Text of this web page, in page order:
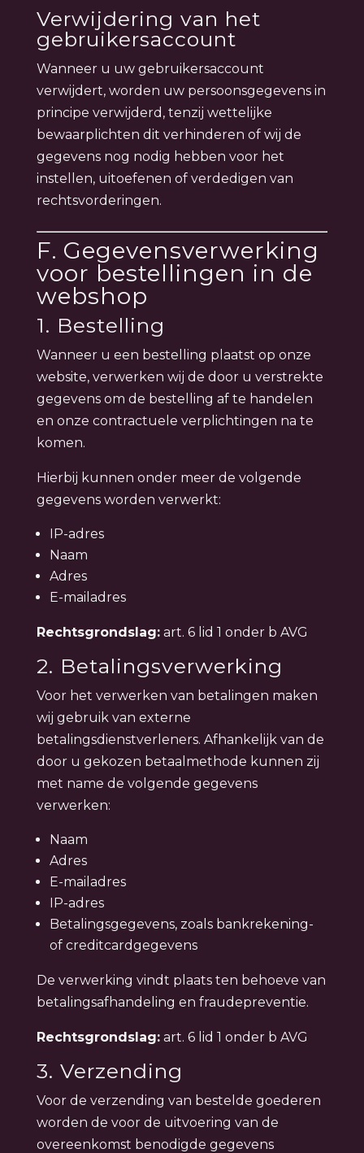
Verwijdering van het
gebruikersaccount
Wanneer u uw gebruikersaccount
verwijdert, worden uw persoonsgegevens in
principe verwijderd, tenzij wettelijke
bewaarplichten dit verhinderen of wij de
gegevens nog nodig hebben voor het
instellen, uitoefenen of verdedigen van
rechtsvorderingen.
F. Gegevensverwerking
voor bestellingen in de
webshop
1. Bestelling
Wanneer u een bestelling plaatst op onze
website, verwerken wij de door u verstrekte
gegevens om de bestelling af te handelen
en onze contractuele verplichtingen na te
komen.
Hierbij kunnen onder meer de volgende
gegevens worden verwerkt:
IP-adres
Naam
Adres
E-mailadres
Rechtsgrondslag:art. 6 lid 1 onder b AVG
2. Betalingsverwerking
Voor het verwerken van betalingen maken
wij gebruik van externe
betalingsdienstverleners. Afhankelijk van de
door u gekozen betaalmethode kunnen zij
met name de volgende gegevens
verwerken:
Naam
Adres
E-mailadres
IP-adres
Betalingsgegevens, zoals bankrekening-
of creditcardgegevens
De verwerking vindt plaats ten behoeve van
betalingsafhandeling en fraudepreventie.
Rechtsgrondslag:art. 6 lid 1 onder b AVG
3. Verzending
Voor de verzending van bestelde goederen
worden de voor de uitvoering van de
overeenkomst benodigde gegevens